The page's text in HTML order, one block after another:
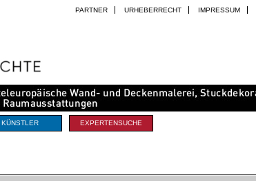
PARTNER URHEBERRECHT IMPRESSUM
KÜNSTLER EXPERTENSUCHE